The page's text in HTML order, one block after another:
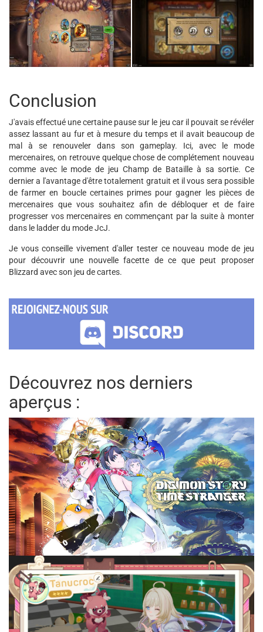
Conclusion
J'avais effectué une certaine pause sur le jeu car il pouvait se révéler
assez lassant au fur et à mesure du temps et il avait beaucoup de
mal à se renouveler dans son gameplay. Ici, avec le mode
mercenaires, on retrouve quelque chose de complétement nouveau
comme avec le mode de jeu Champ de Bataille à sa sortie. Ce
dernier a l'avantage d'être totalement gratuit et il vous sera possible
de farmer en boucle certaines primes pour gagner les pièces de
mercenaires que vous souhaitez afin de débloquer et de faire
progresser vos mercenaires en commençant par la suite à monter
dans le ladder du mode JcJ.
Je vous conseille vivement d'aller tester ce nouveau mode de jeu
pour découvrir une nouvelle facette de ce que peut proposer
Blizzard avec son jeu de cartes.
Découvrez nos derniers
aperçus :